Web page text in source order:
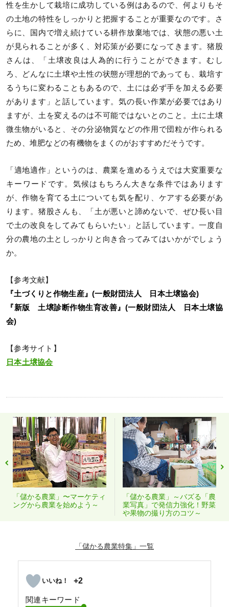
性を生かして栽培に成功している例はあるので、何よりもそ
の土地の特性をしっかりと把握することが重要なのです。さ
らに、国内で増え続けている耕作放棄地では、状態の悪い土
が見られることが多く、対応策が必要になってきます。猪股
さんは、「土壌改良は人為的に行うことができます。むし
ろ、どんなに土壌や土性の状態が理想的であっても、栽培す
るうちに変わることもあるので、土には必ず手を加える必要
があります」と話しています。気の長い作業が必要ではあり
ますが、土を変えるのは不可能ではないとのこと。土に土壌
微生物がいると、その分泌物質などの作用で団粒が作られる
ため、堆肥などの有機物をまくのがおすすめだそうです。
「適地適作」というのは、農業を進めるうえでは大変重要な
キーワードです。気候はもちろん大きな条件ではあります
が、作物を育てる土についても気を配り、ケアする必要があ
ります。猪股さんも、「土が悪いと諦めないで、ぜひ長い目
で土の改良をしてみてもらいたい」と話しています。一度自
分の農地の土としっかりと向き合ってみてはいかがでしょう
か。
【参考文献】
『土づくりと作物生産』(一般財団法人 日本土壌協会)
『新版 土壌診断作物生育改善』(一般財団法人 日本土壌協
会)
【参考サイト】
日本土壌協会
「儲かる農業」〜マーケティ
ングから農業を始めよう～
「儲かる農業」～バズる「農
業写真」で発信力強化！野菜
や果物の撮り方のコツ～
「儲かる農業特集」
+2
関連キーワード